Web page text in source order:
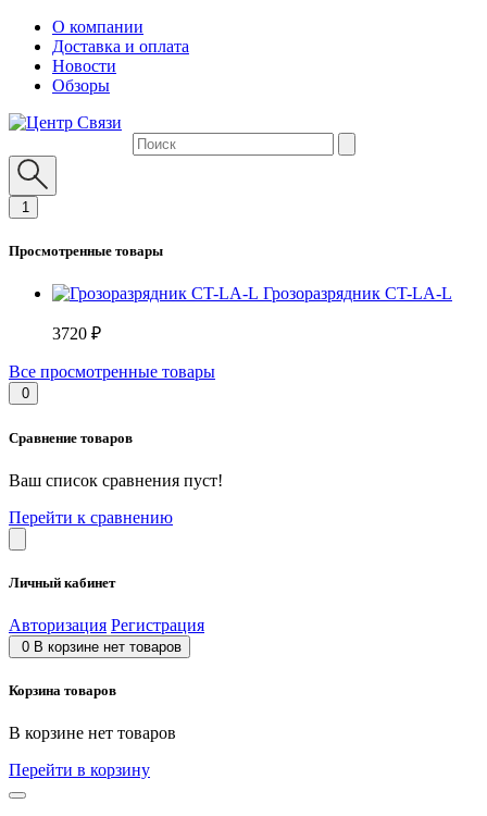
О компании
Доставка и оплата
Новости
Обзоры
1
Просмотренные товары
Грозоразрядник CT-LA-L
3720 ₽
Все просмотренные товары
0
Сравнение товаров
Ваш список сравнения пуст!
Перейти к сравнению
Личный кабинет
Авторизация Регистрация
0 В корзине нет товаров
Корзина товаров
В корзине нет товаров
Перейти в корзину